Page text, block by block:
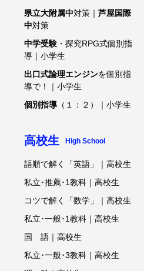
県立大附属中対策｜ 芦屋国際
中対策
中学受験 ・探究RPG式個別指
導｜小学生
出口式論理エンジンを個別指
導で！｜小学生
個別指導 （１：２）｜小学生
高校生 High School
語順で解く「英語」｜高校生
私立･推薦･1教科｜高校生
コツで解く「数学」｜高校生
私立･一般･1教科｜高校生
国 語｜高校生
私立･一般･3教科｜高校生